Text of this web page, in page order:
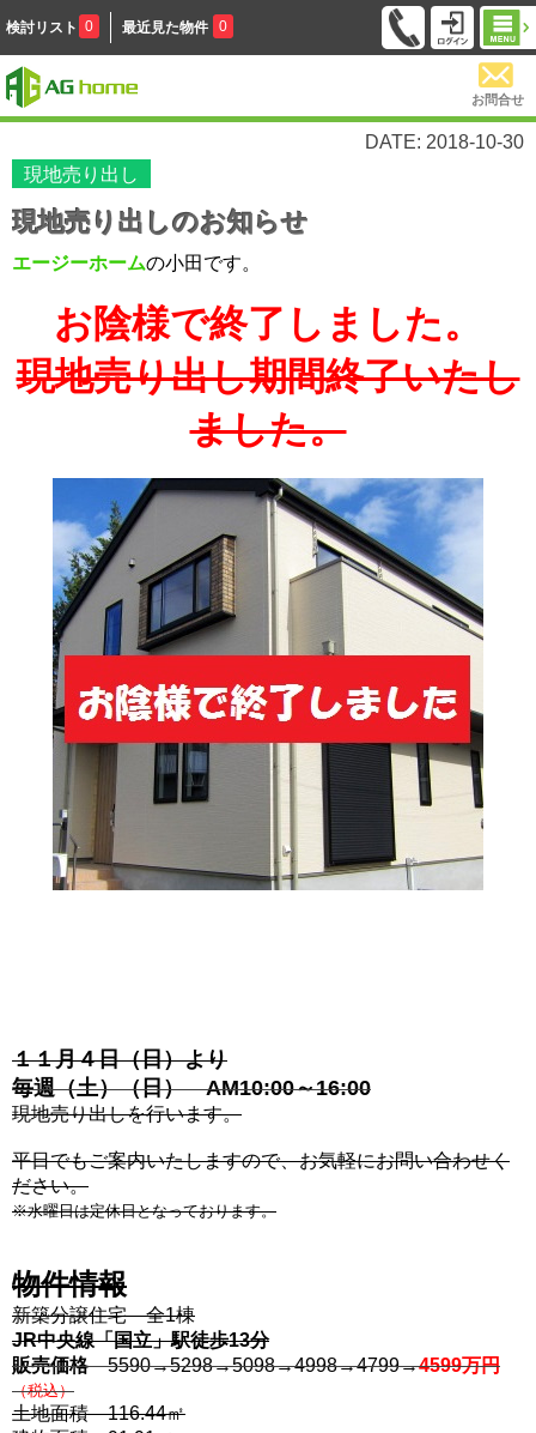
検討リスト 0 最近見た物件 0
お問合せ
DATE: 2018-10-30
現地売り出し
現地売り出しのお知らせ
エージーホームの小田です。
お陰様で終了しました。
現地売り出し期間終了いたし
ました。
１１月４日（日）より
毎週（土）（日）AM10:00～16:00
現地売り出しを行います。
平日でもご案内いたしますので、お気軽にお問い合わせく
ださい。
※水曜日は定休日となっております。
物件情報
新築分譲住宅 全1棟
JR中央線「国立」駅徒歩13分
販売価格5590→5298→5098→4998→4799→4599万円
（税込）
土地面積 116.44㎡